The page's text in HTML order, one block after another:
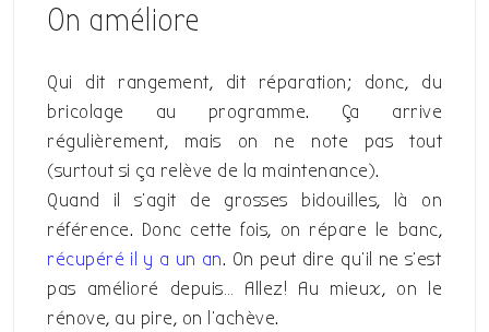
On améliore
Qui dit rangement, dit réparation; donc, du
bricolage au programme. Ça arrive
régulièrement, mais on ne note pas tout
(surtout si ça relève de la maintenance).
Quand il s’agit de grosses bidouilles, là on
référence. Donc cette fois, on répare le banc,
récupéré il y a un an. On peut dire qu’il ne s’est
pas amélioré depuis… Allez! Au mieux, on le
rénove, au pire, on l’achève.